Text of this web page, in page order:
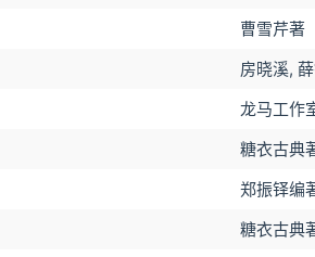
曹雪芹著
房晓溪,
龙马工作
糖衣古典
郑振铎编
糖衣古典